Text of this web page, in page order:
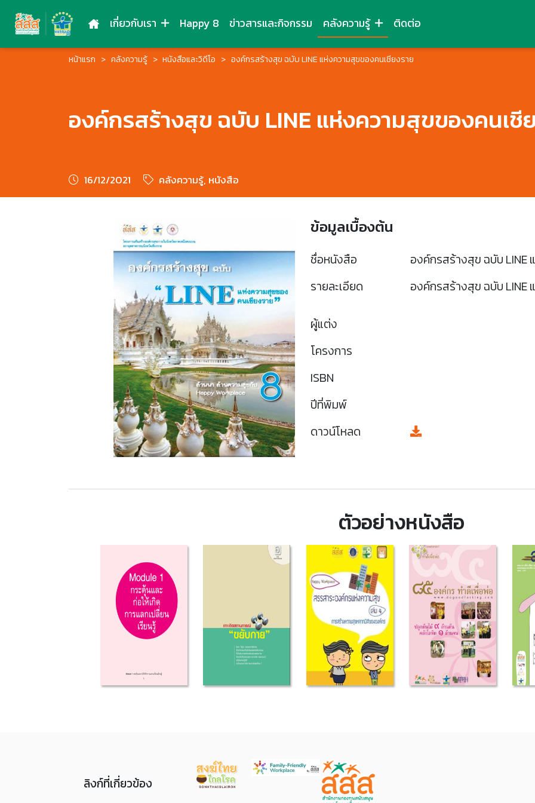
เกี่ยวกับเรา Happy 8 ข่าวสารและกิจกรรม คลังความรู้ ติดต่อ
หน้าแรก คลังความรู้ หนังสือและวิดีโอ องค์กรสร้างสุข ฉบับ LINE แห่งความสุขของคนเชียงราย
องค์กรสร้างสุข ฉบับ LINE แห่งความสุขของคนเชี
16/12/2021 คลังความรู้, หนังสือ
ข้อมูลเบื้องต้น
ชื่อหนังสือ
องค์กรสร้างสุข ฉบับ LINE
รายละเอียด
องค์กรสร้างสุข ฉบับ LINE
ผู้แต่ง
โครงการ
ISBN
ปีที่พิมพ์
ดาวน์โหลด
ตัวอย่างหนังสือ
ลิงก์ที่เกี่ยวข้อง